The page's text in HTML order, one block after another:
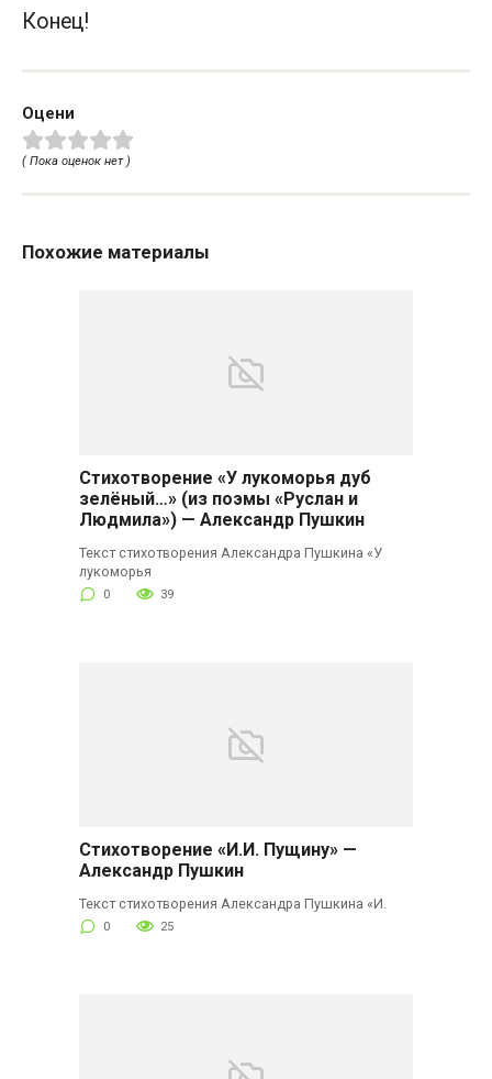
Конец!
Оцени
( Пока оценок нет )
Похожие материалы
Стихотворение «У лукоморья дуб
зелёный…» (из поэмы «Руслан и
Людмила») — Александр Пушкин
Текст стихотворения Александра Пушкина «У
лукоморья
0 39
Стихотворение «И.И. Пущину» —
Александр Пушкин
Текст стихотворения Александра Пушкина «И.
0 25